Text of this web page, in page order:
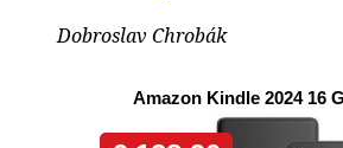
Dobroslav Chrobák